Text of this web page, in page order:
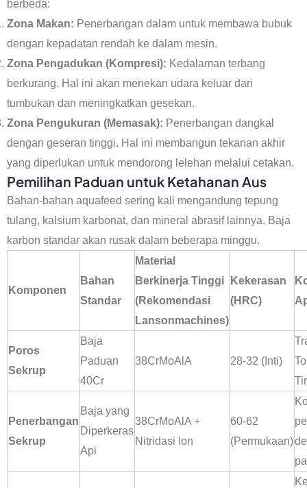
berbeda:
Zona Makan: Penerbangan dalam untuk membawa bubuk
dengan kepadatan rendah ke dalam mesin.
Zona Pengadukan (Kompresi): Kedalaman terbang
berkurang. Hal ini akan menekan udara keluar dari
tumbukan dan meningkatkan gesekan.
Zona Pengukuran (Memasak): Penerbangan dangkal
dengan geseran tinggi. Hal ini membangun tekanan akhir
yang diperlukan untuk mendorong lelehan melalui cetakan.
Pemilihan Paduan untuk Ketahanan Aus
Bahan-bahan aquafeed sering kali mengandung tepung
tulang, kalsium karbonat, dan mineral abrasif lainnya. Baja
karbon standar akan rusak dalam beberapa minggu.
Komponen
Bahan
Standar
Material
Berkinerja Tinggi
(Rekomendasi
Lansonmachines)
Kekerasan
(HRC)
Poros
Sekrup
Baja
Paduan
40Cr
38CrMoAlA 28-32 (Inti)
Penerbangan
Sekrup
Baja yang
Diperkeras
Api
38CrMoAlA +
Nitridasi Ion
60-62
(Permukaan)